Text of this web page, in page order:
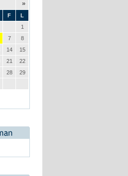
»
F
L
1
7
8
14
15
21
22
28
29